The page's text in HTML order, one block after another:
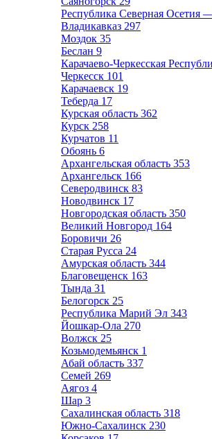
Республика Северная Осетия
Владикавказ 297
Моздок 35
Беслан 9
Карачаево-Черкесская
Черкесск 101
Карачаевск 19
Теберда 17
Курская область 362
Курск 258
Курчатов 11
Обоянь 6
Архангельская область 353
Архангельск 166
Северодвинск 83
Новодвинск 17
Новгородская область 350
Великий Новгород 164
Боровичи 26
Старая Русса 24
Амурская область 344
Благовещенск 163
Тында 31
Белогорск 25
Республика Марий Эл 343
Йошкар-Ола 270
Волжск 25
Козьмодемьянск 1
Абай область 337
Семей 269
Аягоз 4
Шар 3
Сахалинская область 318
Южно-Сахалинск 230